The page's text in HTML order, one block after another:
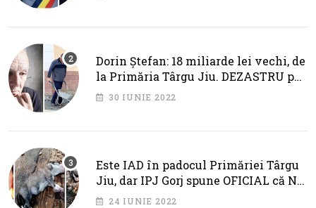
Dorin Ștefan: 18 miliarde lei vechi, de
la Primăria Târgu Jiu. DEZASTRU pe
AXA BRÂNCUȘI
30 IUNIE 2022
Este IAD în padocul Primăriei Târgu
Jiu, dar IPJ Gorj spune OFICIAL că NU
SUNT PROBLEME!
24 IUNIE 2022